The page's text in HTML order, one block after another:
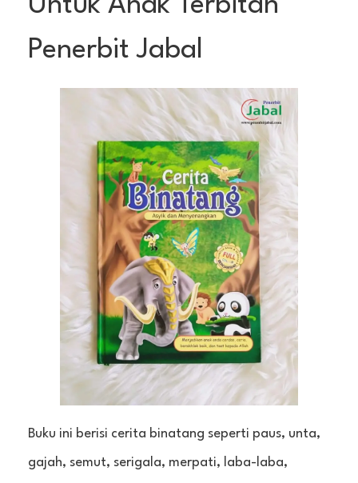
Penerbit Jabal
Buku ini berisi cerita binatang seperti paus, unta,
gajah, semut, serigala, merpati, laba-laba,